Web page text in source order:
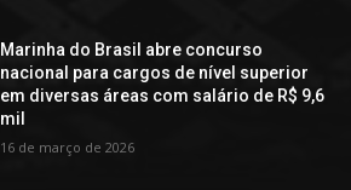
Marinha do Brasil abre concurso
nacional para cargos de nível superior
em diversas áreas com salário de R$ 9,6
mil
16 de março de 2026